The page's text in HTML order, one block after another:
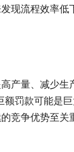
现流程效率
产量、减少
罚款可能是
竞争优势至关